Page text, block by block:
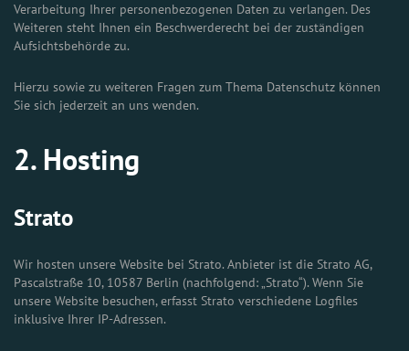
Verarbeitung Ihrer personenbezogenen Daten zu verlangen. Des
Weiteren steht Ihnen ein Beschwerderecht bei der zuständigen
Aufsichtsbehörde zu.
Hierzu sowie zu weiteren Fragen zum Thema Datenschutz können
Sie sich jederzeit an uns wenden.
2. Hosting
Strato
Wir hosten unsere Website bei Strato. Anbieter ist die Strato AG,
Pascalstraße 10, 10587 Berlin (nachfolgend: „Strato“). Wenn Sie
unsere Website besuchen, erfasst Strato verschiedene Logfiles
inklusive Ihrer IP-Adressen.